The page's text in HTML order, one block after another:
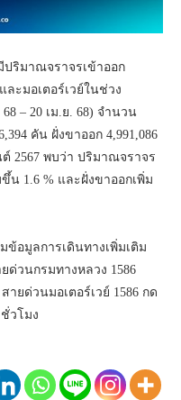
ริมาณจราจรเข้าออก
ะมอเตอร์เวย์ในช่วง
– 20 เม.ย. 68) จำนวน
คัน ฝั่งขาออก 4,991,086
2567 พบว่า ปริมาณจราจร
น 1.6 % และฝั่งขาออกเพิ่ม
อมูลการเดินทางเพิ่มเติม
ด่วนกรมทางหลวง 1586
ยด่วนมอเตอร์เวย์ 1586 กด
วโมง